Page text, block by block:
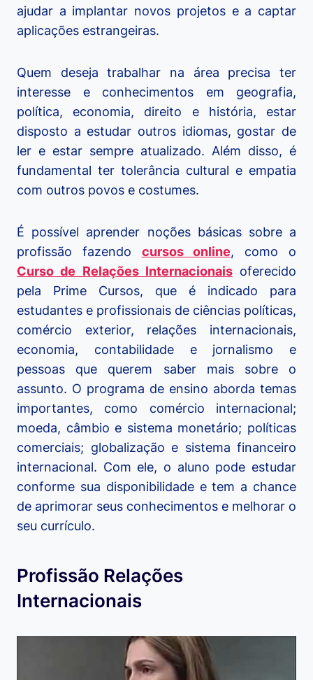
ajudar a implantar novos projetos e a captar
aplicações estrangeiras.
Quem deseja trabalhar na área precisa ter
interesse e conhecimentos em geografia,
política, economia, direito e história, estar
disposto a estudar outros idiomas, gostar de
ler e estar sempre atualizado. Além disso, é
fundamental ter tolerância cultural e empatia
com outros povos e costumes.
É possível aprender noções básicas sobre a
profissão fazendo cursos online, como o
Curso de Relações Internacionaisoferecido
pela Prime Cursos, que é indicado para
estudantes e profissionais de ciências políticas,
comércio exterior, relações internacionais,
economia, contabilidade e jornalismo e
pessoas que querem saber mais sobre o
assunto. O programa de ensino aborda temas
importantes, como comércio internacional;
moeda, câmbio e sistema monetário; políticas
comerciais; globalização e sistema financeiro
internacional. Com ele, o aluno pode estudar
conforme sua disponibilidade e tem a chance
de aprimorar seus conhecimentos e melhorar o
seu currículo.
Profissão Relações
Internacionais